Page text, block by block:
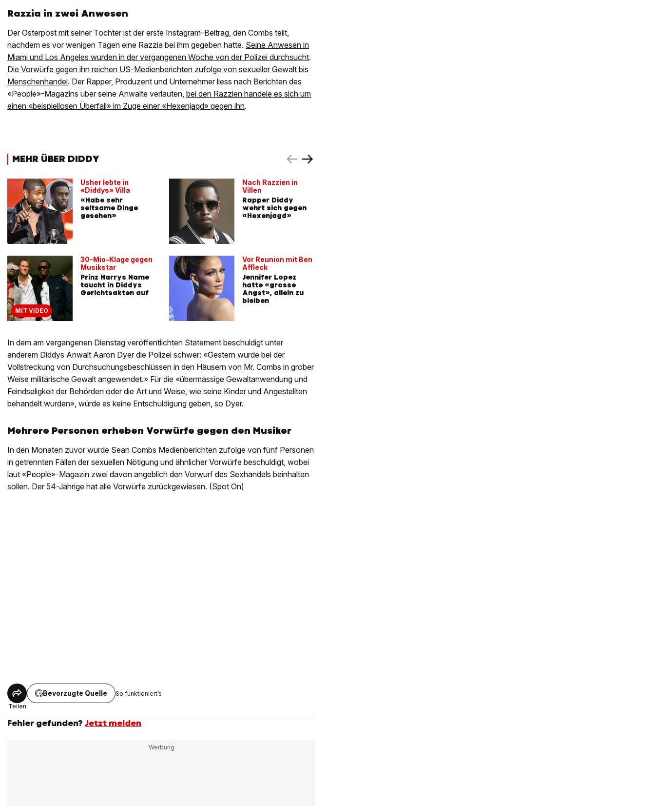
Razzia in zwei Anwesen
Der Osterpost mit seiner Tochter ist der erste Instagram-Beitrag, den Combs teilt,
nachdem es vor wenigen Tagen eine Razzia bei ihm gegeben hatte. Seine Anwesen in
Miami und Los Angeles wurden in der vergangenen Woche von der Polizei durchsucht.
Die Vorwürfe gegen ihn reichen US-Medienberichten zufolge von sexueller Gewalt bis
Menschenhandel. Der Rapper, Produzent und Unternehmer liess nach Berichten des
«People»-Magazins über seine Anwälte verlauten, bei den Razzien handele es sich um
einen «beispiellosen Überfall» im Zuge einer «Hexenjagd» gegen ihn.
MEHR ÜBER DIDDY
Usher lebte in
«Diddys» Villa
«Habe sehr
seltsame Dinge
gesehen»
MIT VIDEO
30-Mio-Klage gegen
Musikstar
Prinz Harrys Name
taucht in Diddys
Gerichtsakten auf
Nach Razzien in
Villen
Rapper Diddy
wehrt sich gegen
«Hexenjagd»
Vor Reunion mit Ben
Affleck
Jennifer Lopez
hatte «grosse
Angst», allein zu
bleiben
In dem am vergangenen Dienstag veröffentlichten Statement beschuldigt unter
anderem Diddys Anwalt Aaron Dyer die Polizei schwer: «Gestern wurde bei der
Vollstreckung von Durchsuchungsbeschlüssen in den Häusern von Mr. Combs in grober
Weise militärische Gewalt angewendet.» Für die «übermässige Gewaltanwendung und
Feindseligkeit der Behörden oder die Art und Weise, wie seine Kinder und Angestellten
behandelt wurden», würde es keine Entschuldigung geben, so Dyer.
Mehrere Personen erheben Vorwürfe gegen den Musiker
In den Monaten zuvor wurde Sean Combs Medienberichten zufolge von fünf Personen
in getrennten Fällen der sexuellen Nötigung und ähnlicher Vorwürfe beschuldigt, wobei
laut «People»-Magazin zwei davon angeblich den Vorwurf des Sexhandels beinhalten
sollen. Der 54-Jährige hat alle Vorwürfe zurückgewiesen. (Spot On)
Teilen
Bevorzugte Quelle So funktioniert’s
Fehler gefunden? Jetzt melden